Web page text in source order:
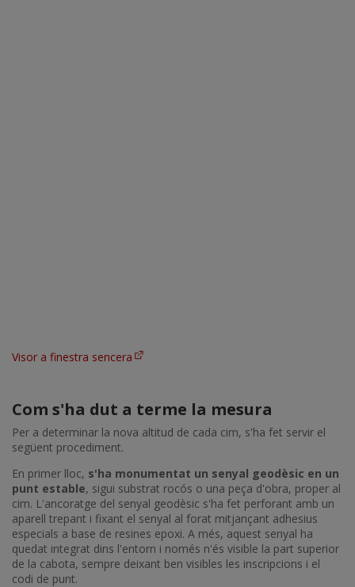
Visor a finestra sencera
Com s'ha dut a terme la mesura
Per a determinar la nova altitud de cada cim, s'ha fet servir el
següent procediment.
En primer lloc, s'ha monumentat un senyal geodèsic en un
punt estable, sigui substrat rocós o una peça d'obra, proper al
cim. L'ancoratge del senyal geodèsic s'ha fet perforant amb un
aparell trepant i fixant el senyal al forat mitjançant adhesius
especials a base de resines epoxi. A més, aquest senyal ha
quedat integrat dins l'entorn i només n'és visible la part superior
de la cabota, sempre deixant ben visibles les inscripcions i el
codi de punt.